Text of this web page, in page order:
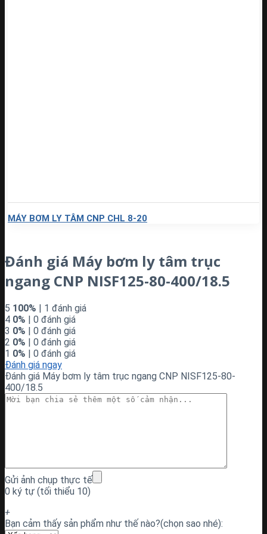
MÁY BƠM LY TÂM CNP CHL 8-20
Đánh giá Máy bơm ly tâm trục
ngang CNP NISF125-80-400/18.5
5 100% | 1 đánh giá
4 0% | 0 đánh giá
3 0% | 0 đánh giá
2 0% | 0 đánh giá
1 0% | 0 đánh giá
Đánh giá ngay
Đánh giá Máy bơm ly tâm trục ngang CNP NISF125-80-
400/18.5
Gửi ảnh chụp thực tế
0 ký tự (tối thiểu 10)
+
Bạn cảm thấy sản phẩm như thế nào?(chọn sao nhé):